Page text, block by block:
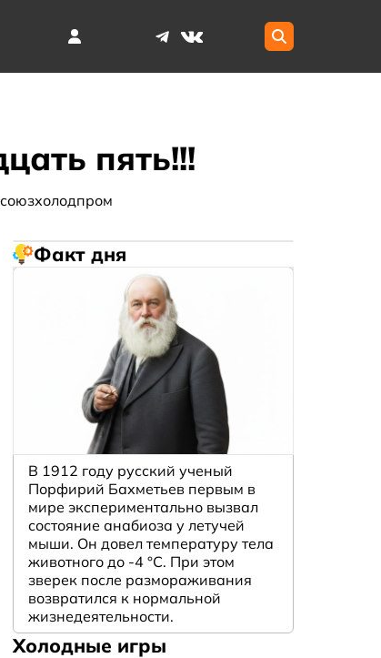
пять!!!
Факт дня
В 1912 году русский ученый
Порфирий Бахметьев первым в
мире экспериментально вызвал
состояние анабиоза у летучей
мыши. Он довел температуру тела
животного до -4 °C. При этом
зверек после размораживания
возвратился к нормальной
жизнедеятельности.
Холодные игры